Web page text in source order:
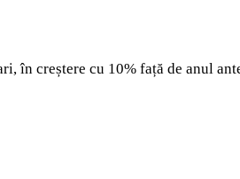
în creștere cu 10% față de anul